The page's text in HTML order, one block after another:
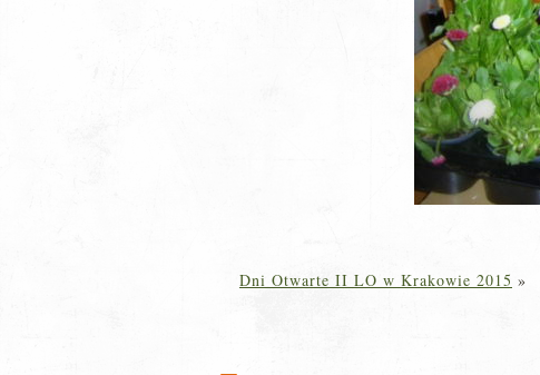
Dni Otwarte II LO w Krakowie 2015 »